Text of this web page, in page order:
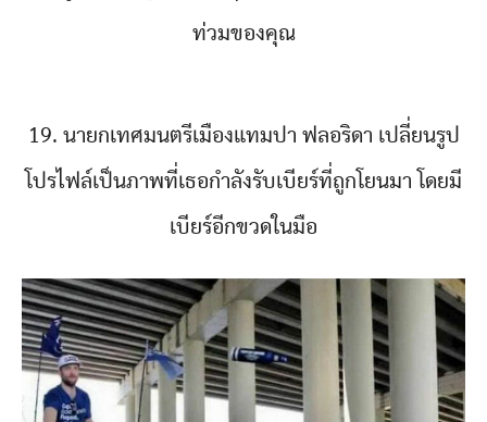
ท่วมของคุณ
19. นายกเทศมนตรีเมืองแทมปา ฟลอริดา เปลี่ยนรูป
โปรไฟล์เป็นภาพที่เธอกำลังรับเบียร์ที่ถูกโยนมา โดยมี
เบียร์อีกขวดในมือ